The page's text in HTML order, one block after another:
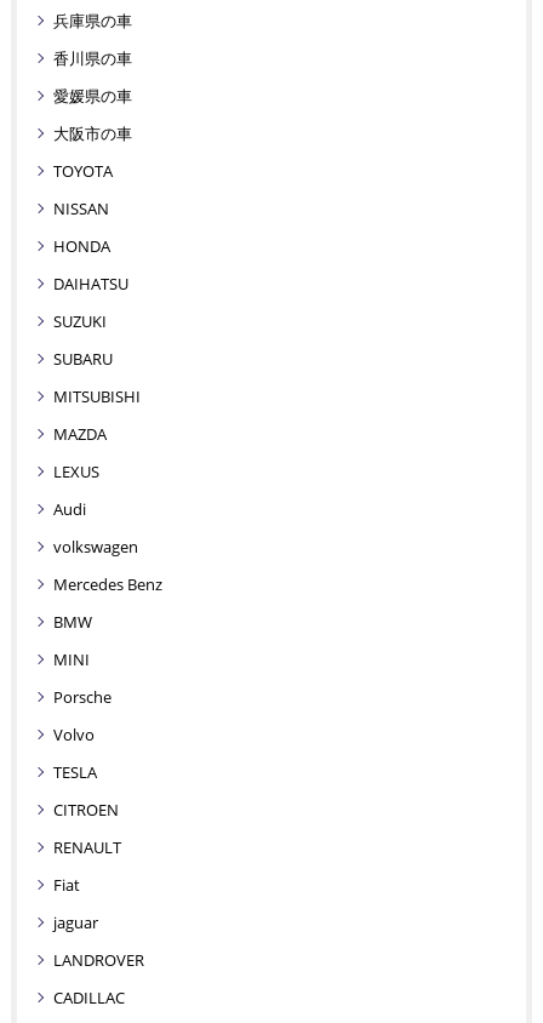
兵庫県の車
香川県の車
愛媛県の車
大阪市の車
TOYOTA
NISSAN
HONDA
DAIHATSU
SUZUKI
SUBARU
MITSUBISHI
MAZDA
LEXUS
Audi
volkswagen
Mercedes Benz
BMW
MINI
Porsche
Volvo
TESLA
CITROEN
RENAULT
Fiat
jaguar
LANDROVER
CADILLAC